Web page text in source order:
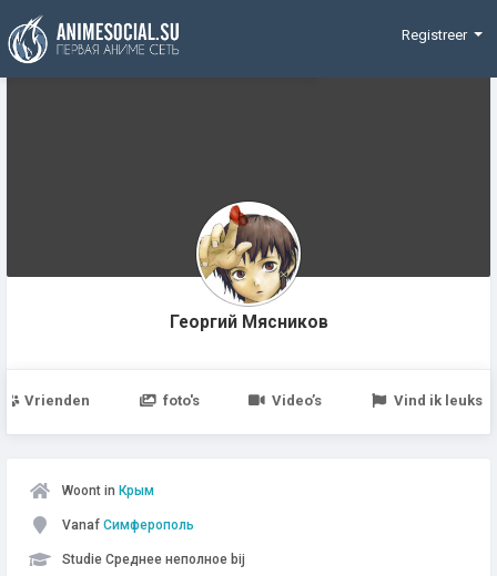
Funding
Registreer
Георгий Мясников
Vrienden foto's Video’s Vind ik leuks
Woont in Крым
Vanaf Симферополь
Studie Среднее неполное bij